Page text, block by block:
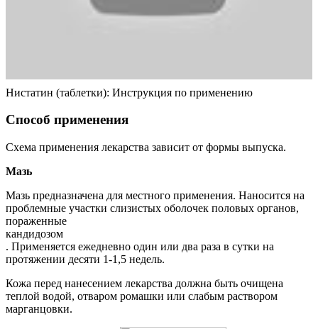
Нистатин (таблетки): Инструкция по применению
Способ применения
Схема применения лекарства зависит от формы выпуска.
Мазь
Мазь предназначена для местного применения. Наносится на
проблемные участки слизистых оболочек половых органов,
пораженные
кандидозом
. Применяется ежедневно один или два раза в сутки на
протяжении десяти 1-1,5 недель.
Кожа перед нанесением лекарства должна быть очищена
теплой водой, отваром ромашки или слабым раствором
марганцовки.